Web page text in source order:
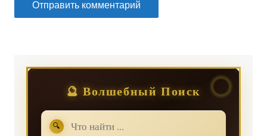
🔮 Волшебный Поиск
🔍